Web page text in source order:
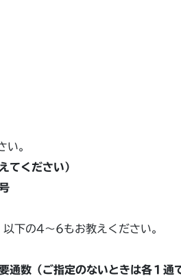
い。
ください）
下の4～6もお教えください。
（ご指定のないときは各１通で